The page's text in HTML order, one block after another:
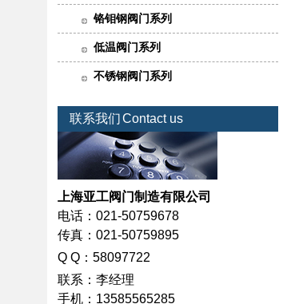
铬钼钢阀门系列
低温阀门系列
不锈钢阀门系列
联系我们Contact us
上海亚工阀门制造有限公司
电话：021-50759678
传真：021-50759895
Q Q：58097722
联系：李经理
手机：13585565285